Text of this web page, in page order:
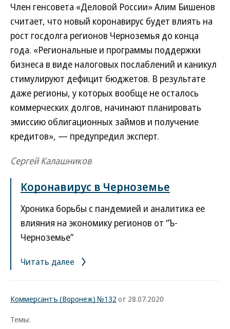
Член генсовета «Деловой России» Алим Бишенов
считает, что новый коронавирус будет влиять на
рост госдолга регионов Черноземья до конца
года. «Региональные и программы поддержки
бизнеса в виде налоговых послаблений и каникул
стимулируют дефицит бюджетов. В результате
даже регионы, у которых вообще не осталось
коммерческих долгов, начинают планировать
эмиссию облигационных займов и получение
кредитов», — предупредил эксперт.
Сергей Калашников
Коронавирус в Черноземье
Хроника борьбы с пандемией и аналитика ее
влияния на экономику регионов от “Ъ-
Черноземье”
Читать далее
Коммерсантъ (Воронеж) №132 от 28.07.2020
Темы: